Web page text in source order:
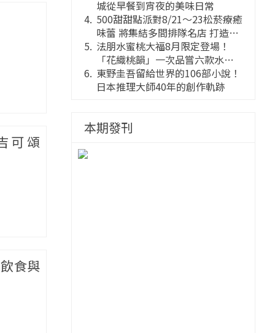
可頌
食與
城從早餐到宵夜的美味日常
500甜甜點派對8/21～23松菸療癒
味蕾 將集結多間排隊名店 打造靈
感創意的舞台
法朋水蜜桃大福8月限定登場！
「花織桃韻」一次品嘗六款水蜜
桃花果大福
東野圭吾留給世界的106部小說！
日本推理大師40年的創作軌跡
本期發刊